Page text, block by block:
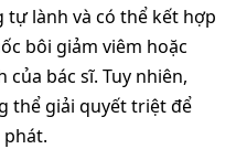
lành và có thể kết hợp
bôi giảm viêm hoặc
bác sĩ. Tuy nhiên,
thể giải quyết triệt để
phát.